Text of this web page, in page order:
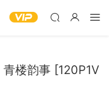
楼韵事 [120P1V